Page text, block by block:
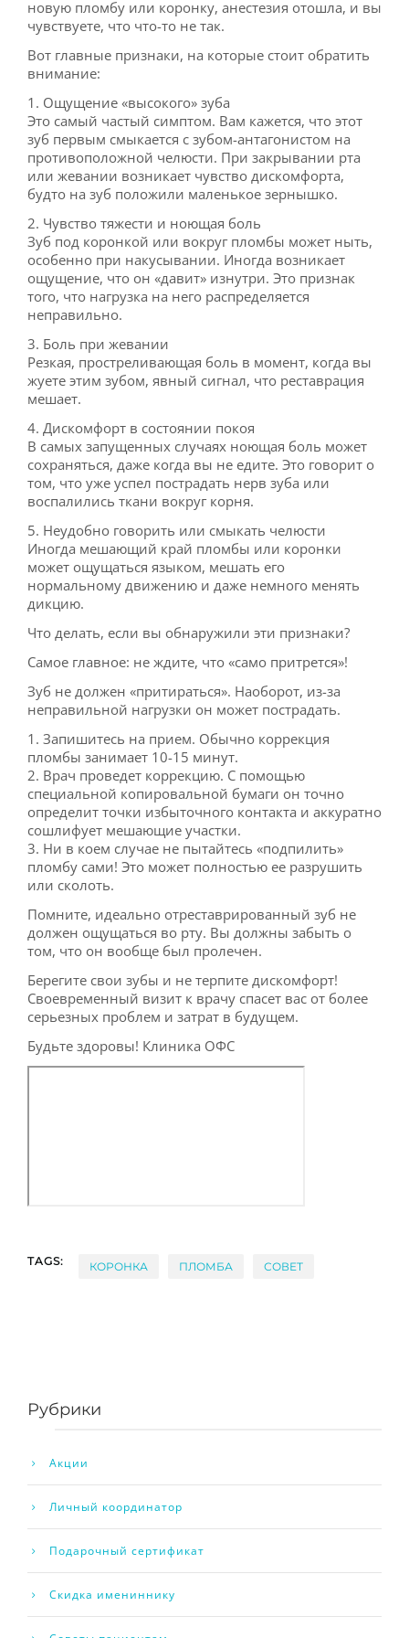
новую пломбу или коронку, анестезия отошла, и вы
чувствуете, что что-то не так.
Вот главные признаки, на которые стоит обратить
внимание:
1. Ощущение «высокого» зуба
Это самый частый симптом. Вам кажется, что этот
зуб первым смыкается с зубом-антагонистом на
противоположной челюсти. При закрывании рта
или жевании возникает чувство дискомфорта,
будто на зуб положили маленькое зернышко.
2. Чувство тяжести и ноющая боль
Зуб под коронкой или вокруг пломбы может ныть,
особенно при накусывании. Иногда возникает
ощущение, что он «давит» изнутри. Это признак
того, что нагрузка на него распределяется
неправильно.
3. Боль при жевании
Резкая, простреливающая боль в момент, когда вы
жуете этим зубом, явный сигнал, что реставрация
мешает.
4. Дискомфорт в состоянии покоя
В самых запущенных случаях ноющая боль может
сохраняться, даже когда вы не едите. Это говорит о
том, что уже успел пострадать нерв зуба или
воспалились ткани вокруг корня.
5. Неудобно говорить или смыкать челюсти
Иногда мешающий край пломбы или коронки
может ощущаться языком, мешать его
нормальному движению и даже немного менять
дикцию.
Что делать, если вы обнаружили эти признаки?
Самое главное: не ждите, что «само притрется»!
Зуб не должен «притираться». Наоборот, из-за
неправильной нагрузки он может пострадать.
1. Запишитесь на прием. Обычно коррекция
пломбы занимает 10-15 минут.
2. Врач проведет коррекцию. С помощью
специальной копировальной бумаги он точно
определит точки избыточного контакта и аккуратно
сошлифует мешающие участки.
3. Ни в коем случае не пытайтесь «подпилить»
пломбу сами! Это может полностью ее разрушить
или сколоть.
Помните, идеально отреставрированный зуб не
должен ощущаться во рту. Вы должны забыть о
том, что он вообще был пролечен.
Берегите свои зубы и не терпите дискомфорт!
Своевременный визит к врачу спасет вас от более
серьезных проблем и затрат в будущем.
Будьте здоровы! Клиника ОФС
TAGS: КОРОНКА ПЛОМБА СОВЕТ
Рубрики
Акции
Личный координатор
Подарочный сертификат
Скидка имениннику